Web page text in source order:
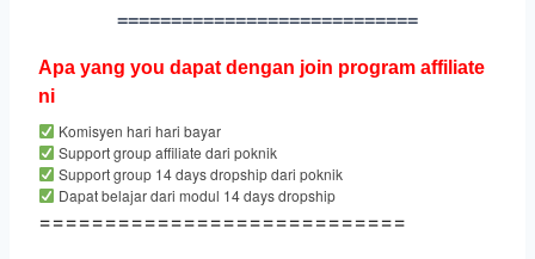
============================
Apa yang you dapat dengan join program affiliate
ni
Komisyen hari hari bayar
Support group affiliate dari poknik
Support group 14 days dropship dari poknik
Dapat belajar dari modul 14 days dropship
============================